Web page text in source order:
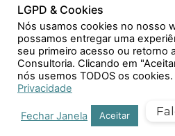
LGPD & Cookies
Nós usamos cookies no nosso
possamos entregar uma
seu primeiro acesso ou retorno
Consultoria. Clicando em
nós usemos TODOS os
Privacidade
Fechar Janela Aceitar